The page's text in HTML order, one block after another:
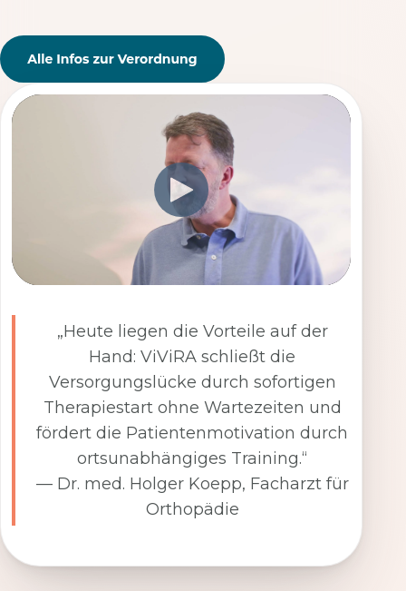
„Heute liegen die Vorteile auf der
Hand: ViViRA schließt die
Versorgungslücke durch sofortigen
Therapiestart ohne Wartezeiten und
fördert die Patientenmotivation durch
ortsunabhängiges Training.“
— Dr. med. Holger Koepp, Facharzt für
Orthopädie